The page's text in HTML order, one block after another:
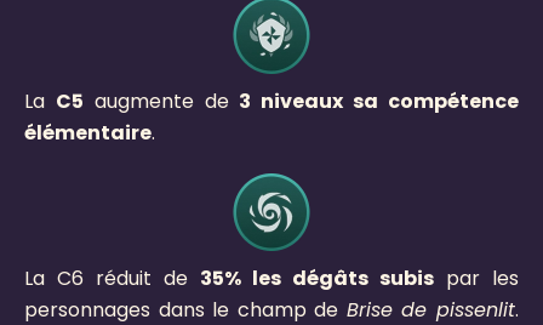
La C5 augmente de 3 niveaux sa compétence
élémentaire.
La C6 réduit de 35% les dégâts subis par les
personnages dans le champ de Brise de pissenlit.